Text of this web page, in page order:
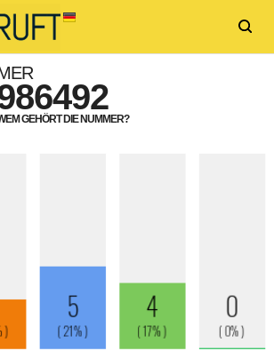
GEHÖRT DIE NUMMER?